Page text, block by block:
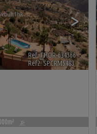
>
Ref. THOR-634566🔗
Ref2. SPCRM5483